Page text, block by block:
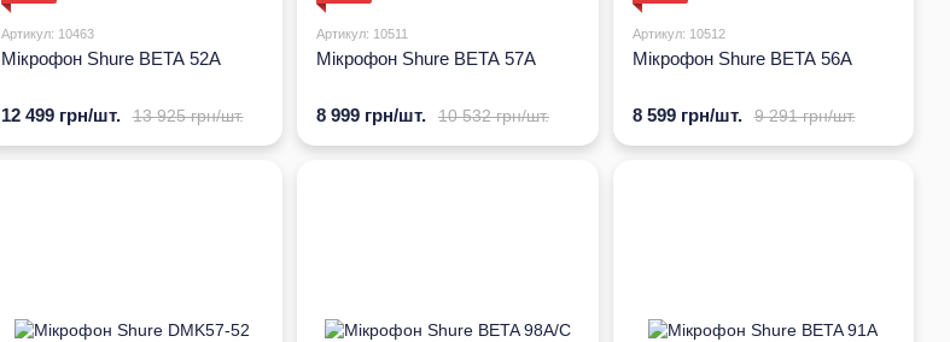
Артикул: 10463
Мікрофон Shure BETA 52A
13 925 грн/шт.
12 499 грн/шт.
Артикул: 10511
Мікрофон Shure BETA 57A
10 532 грн/шт.
8 999 грн/шт.
Артикул: 10512
Мікрофон Shure BETA 56A
9 291 грн/шт.
8 599 грн/шт.